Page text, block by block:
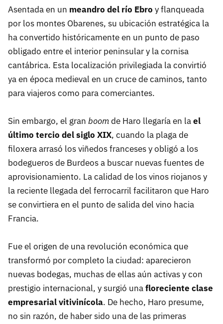
Asentada en un meandro del río Ebro y flanqueada
por los montes Obarenes, su ubicación estratégica la
ha convertido históricamente en un punto de paso
obligado entre el interior peninsular y la cornisa
cantábrica. Esta localización privilegiada la convirtió
ya en época medieval en un cruce de caminos, tanto
para viajeros como para comerciantes.
Sin embargo, el gran boomde Haro llegaría en lael
último tercio del siglo XIX, cuando la plaga de
filoxera arrasó los viñedos franceses y obligó a los
bodegueros de Burdeos a buscar nuevas fuentes de
aprovisionamiento. La calidad de los vinos riojanos y
la reciente llegada del ferrocarril facilitaron que Haro
se convirtiera en el punto de salida del vino hacia
Francia.
Fue el origen de una revolución económica que
transformó por completo la ciudad: aparecieron
nuevas bodegas, muchas de ellas aún activas y con
prestigio internacional, y surgió unafloreciente clase
empresarial vitivinícola. De hecho, Haro presume,
no sin razón, de haber sido una de las primeras